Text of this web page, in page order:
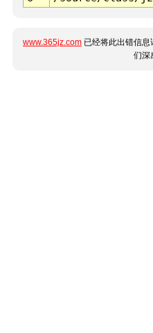
www.365jz.com 已经将此出错信
们深